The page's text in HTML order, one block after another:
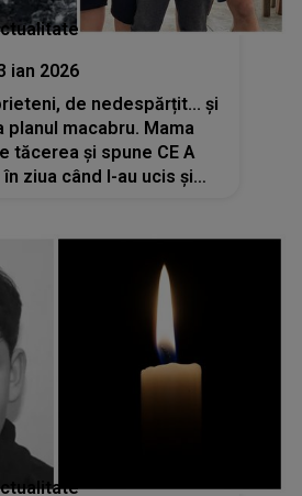
ian 2026
de nedespărțit... și
macabru. Mama
tăcerea și spune CE A
ziua când l-au ucis și